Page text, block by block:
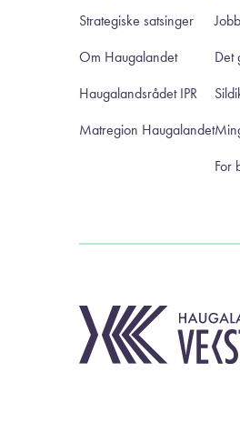
Strategiske satsinger
Om Haugalandet
Haugalandsrådet IPR
Matregion Haugalandet
Det
For